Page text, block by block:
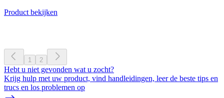
Product bekijken
1 2
Hebt u niet gevonden wat u zocht?
Krijg hulp met uw product, vind handleidingen, leer de beste tips en
trucs en los problemen op